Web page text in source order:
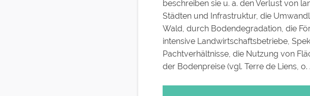
beschreiben sie u. a. den Verlust von
Städten und Infrastruktur, die
Wald, durch Bodendegradation, die
intensive Landwirtschaftsbetriebe,
Pachtverhältnisse, die Nutzung von
der Bodenpreise (vgl. Terre de Liens, o.